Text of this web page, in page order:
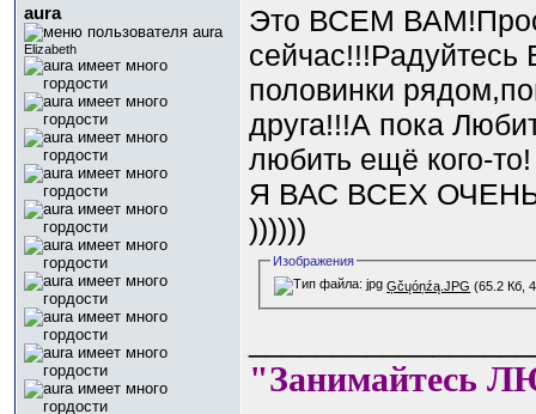
aura
Elizabeth
Это ВСЕМ
сейчас!!!Радуйтесь
половинки
друга!!!А пока
любить ещё кого-то!
Я ВАС ВСЕХ
))))))
Изображения
Ģčųóņźą.JPG (65.2 Кб,
"Занимайтесь